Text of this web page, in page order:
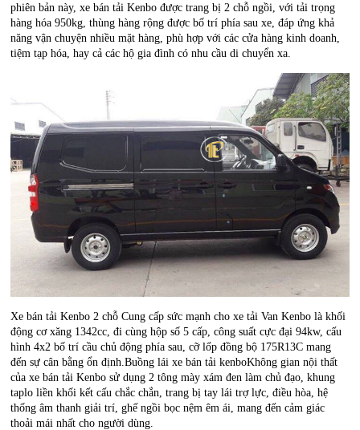
phiên bản này, xe bán tải Kenbo được trang bị 2 chỗ ngồi, với tải trọng
hàng hóa 950kg, thùng hàng rộng được bố trí phía sau xe, đáp ứng khả
năng vận chuyện nhiều mặt hàng, phù hợp với các cửa hàng kinh doanh,
tiệm tạp hóa, hay cả các hộ gia đình có nhu cầu di chuyển xa.
Xe bán tải Kenbo 2 chỗ Cung cấp sức mạnh cho xe tải VanKenbo là khối
động cơ xăng 1342cc, đi cùng hộp số 5 cấp, công suất cực đại 94kw, cấu
hình 4x2 bố trí cầu chủ động phía sau, cỡ lốp đồng bộ 175R13C mang
đến sự cân bằng ổn định.Buồng lái xe bán tải kenbo​Không gian nội thất
của xe bán tải Kenbo sử dụng 2 tông mày xám đen làm chủ đạo, khung
taplo liền khối kết cấu chắc chắn, trang bị tay lái trợ lực, điều hòa, hệ
thống âm thanh giải trí, ghế ngồi bọc nệm êm ái, mang đến cảm giác
thoải mái nhất cho người dùng.